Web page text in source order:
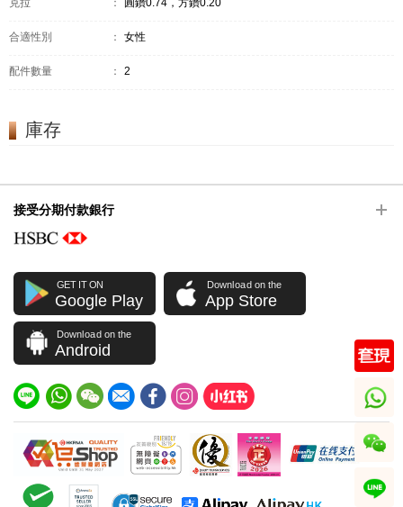
克拉 ： 圓鑽0.74，方鑽0.20
合適性別 ： 女性
配件數量 ： 2
庫存
接受分期付款銀行
GET IT ON
Google Play
Download on the
App Store
Download on the
Android
whatsapp